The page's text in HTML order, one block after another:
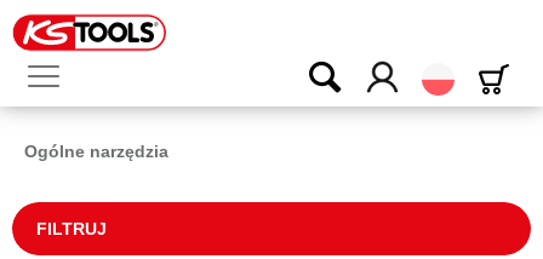
Polski
Ogólne narzędzia
FILTRUJ